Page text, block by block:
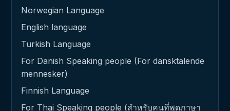
Norwegian Language
English language
Turkish Language
For Danish Speaking people (For dansktalende
mennesker)
Finnish Language
For Thai Speaking people (สำหรับคนที่พูดภาษา